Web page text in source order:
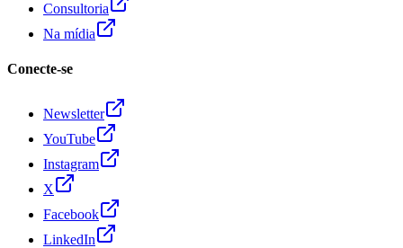
Consultoria
Na mídia
Conecte-se
Newsletter
YouTube
Instagram
X
Facebook
LinkedIn